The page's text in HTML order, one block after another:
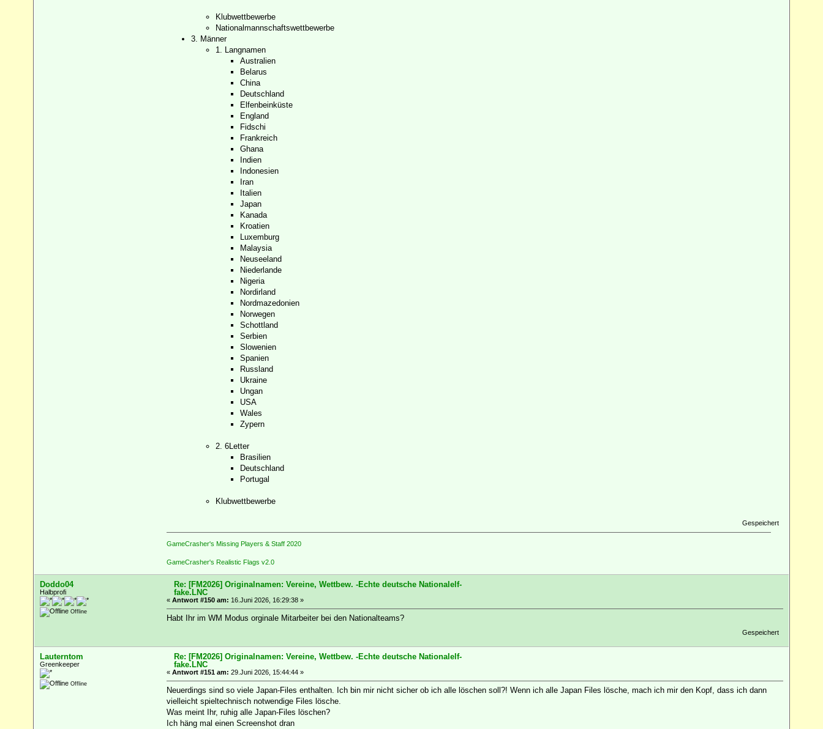
Klubwettbewerbe
Nationalmannschaftswettbewerbe
3. Männer
1. Langnamen
Australien
Belarus
China
Deutschland
Elfenbeinküste
England
Fidschi
Frankreich
Ghana
Indien
Indonesien
Iran
Italien
Japan
Kanada
Kroatien
Luxemburg
Malaysia
Neuseeland
Niederlande
Nigeria
Nordirland
Nordmazedonien
Norwegen
Schottland
Serbien
Slowenien
Spanien
Russland
Ukraine
Ungan
USA
Wales
Zypern
2. 6Letter
Brasilien
Deutschland
Portugal
Klubwettbewerbe
Gespeichert
GameCrasher's Missing Players & Staff 2020
GameCrasher's Realistic Flags v2.0
Doddo04
Halbprofi
Offline
Re: [FM2026] Originalnamen: Vereine, Wettbew. -Echte deutsche Nationalelf-
fake.LNC
« Antwort #150 am: 16.Juni 2026, 16:29:38 »
Habt Ihr im WM Modus orginale Mitarbeiter bei den Nationalteams?
Gespeichert
Lauterntom
Greenkeeper
Offline
Re: [FM2026] Originalnamen: Vereine, Wettbew. -Echte deutsche Nationalelf-
fake.LNC
« Antwort #151 am: 29.Juni 2026, 15:44:44 »
Neuerdings sind so viele Japan-Files enthalten. Ich bin mir nicht sicher ob ich alle löschen soll?! Wenn ich alle Japan Files lösche, mach ich mir den Kopf, dass ich dann
vielleicht spieltechnisch notwendige Files lösche.
Was meint Ihr, ruhig alle Japan-Files löschen?
Ich häng mal einen Screenshot dran